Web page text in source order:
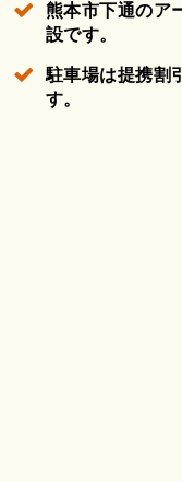
熊本市下通のア
設です。
駐車場は提携割
す。